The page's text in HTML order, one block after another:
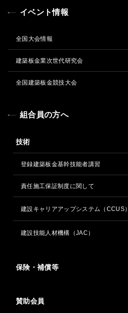
イベント情報
全国大会情報
建築板金業次世代研究会
全国建築板金競技大会
組合員の方へ
技術
登録建築板金基幹技能者講習
責任施工保証制度に関して
建設キャリアアップシステム（CCUS）
建設技能人材機構（JAC）
保険・補償等
賛助会員